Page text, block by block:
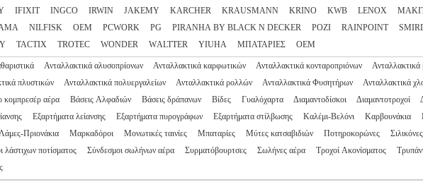
IFIXIT INGCO IRWIN JAKEMY KARCHER KRAUSMANN KRINO KWB LENOX
NILFISK OEM PCWORK PG PIRANHA BY BLACK N DECKER POZI RAINPOINT
TACTIX TROTEC WONDER WΑLTTER YIUHA ΜΠΑΤΑΡΙΕΣ ΟΕΜ
Ανταλλακτικά αλυσοπρίονων Ανταλλακτικά καρφωτικών Ανταλλακτικά κονταροπριόνων
Ανταλλακτικά
πλυστικών
Ανταλλακτικά πολυεργαλείων Ανταλλακτικά ρολλών Ανταλλακτικά Φυσητήρων
Ανταλλακτικά
κομπρεσέρ αέρα
Βάσεις Αλφαδιών Βάσεις δράπανων Βίδες Γυαλόχαρτα Διαμαντοδίσκοι Διαμαντοτροχοί
Εξαρτήματα λείανσης Εξαρτήματα πυρογράφων Εξαρτήματα στίλβωσης Καλέμι-Βελόνι Καρβουνάκια
Πριονάκια Μαρκαδόροι Μονωτικές ταινίες Μπαταρίες Μύτες κατσαβιδιών Ποτηροκορώνες
λάστιχων ποτίσματος
Σύνδεσμοι σωλήνων αέρα Συρματόβουρτσες Σωλήνες αέρα Τροχοί Ακονίσματος